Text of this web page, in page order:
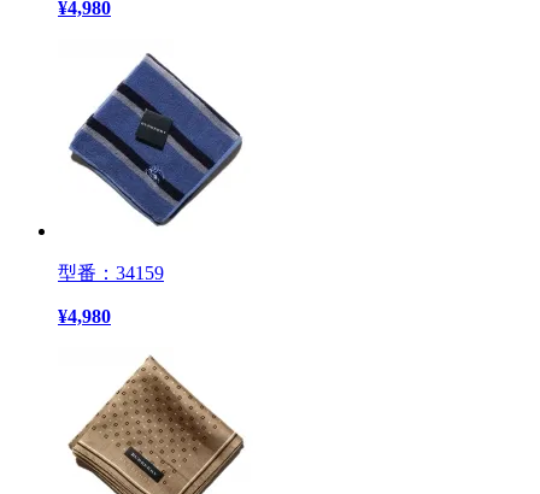
¥4,980
型番：34159
¥4,980